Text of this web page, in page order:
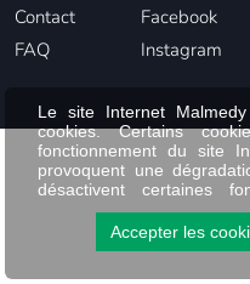
Contact
FAQ
Facebook
Instagram
Le site Internet
cookies. Certains
fonctionnement du site
provoquent une
désactivent certaines
cookies sont utilisés à des
Accepter les